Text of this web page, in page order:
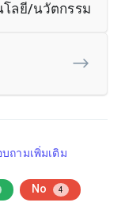
โลยี/นวัตกรรม
ถามเพิ่มเติม
No 4